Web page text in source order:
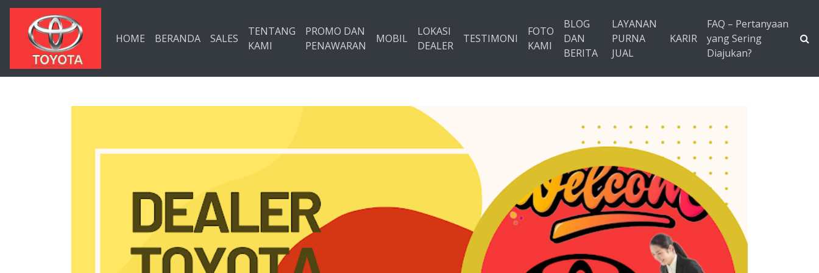
Langsung ke konten utama
HOME BERANDA SALES
TENTANG
KAMI
PROMO DAN
PENAWARAN
MOBIL
LOKASI
DEALER
TESTIMONI
FOTO
KAMI
BLOG
DAN
BERITA
LAYANAN
PURNA
JUAL
KARIR
FAQ – Pertanyaan
yang Sering
Diajukan?